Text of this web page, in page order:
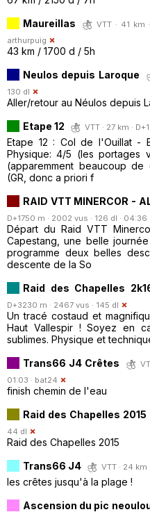
Maureillas
VTT · 41 km
arthurpuig
43 km / 1700 d / 5h
Neulos depuis Laroque
130 dl
Aller/retour au Néulos depuis
Etape 12
VTT · 27 km ·
Etape 12 : Col de l'Ouillat -
Physique: 4/5 (les portages
(apparemment beaucoup
(GR, donc a priori f
RAID VTT MINERCOR -
D+1750 m · 2002 vus · 126 dl · 04:36
Départ du Raid VTT
Capestang, une belle
programme deux belles
descente de la So
Raid des Chapelles
D+3230 m · 2467 vus · 145 dl
Un tracé costaud et
Haut Vallespir ! Soyez en
sublimes. Physique et
Trans66 J4 Crêtes
01:03 · bat24
finish chemin de l'eau
Raid des Chapelles 2015
44 dl
Raid des Chapelles 2015
Trans66 J4
VTT · 24 km
les crêtes jusqu'à la plage !
Ascension du pic